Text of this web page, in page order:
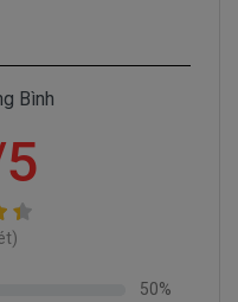
Latitude, Vostro bị
Vostro 5468 bị hư
pin bị hư cần thay
vào biểu tượng
chúng ta biết pin
Bình
50%